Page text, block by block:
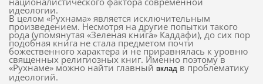
идеологии.
В целом «Рухнама» является исключительным
произведением. Несмотря на другие попытки такого
рода (упомянутая «Зеленая книга» Каддафи), до сих пор
подобная книга не стала предметом почти
божественного характера и не приравнялась к уровню
священных религиозных книг. Именно поэтому в
«Рухнаме» можно найти главный вкладв проблематику
идеологий.